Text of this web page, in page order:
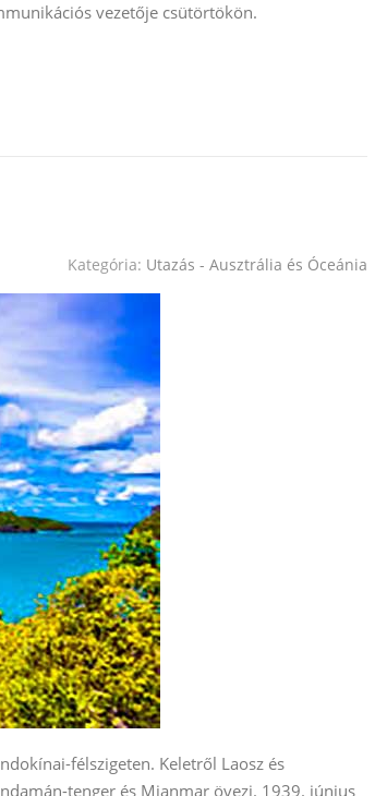
vezetője csütörtökön.
Kategória: Utazás - Ausztrália és Óceánia
félszigeten. Keletről Laosz és
tenger és Mianmar övezi. 1939. június